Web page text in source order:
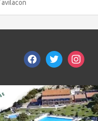
avilacon
facebooktwitterinstagram